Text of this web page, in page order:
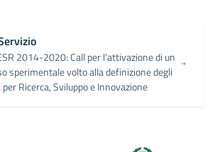
2014-2020: Call per l'attivazione di un
sperimentale volto alla definizione degli
per Ricerca, Sviluppo e Innovazione